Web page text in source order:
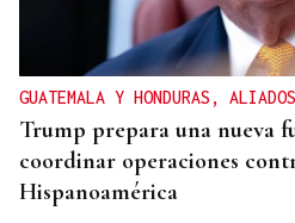
GUATEMALA Y HONDURAS, ALIADOS
Trump prepara una nueva
coordinar operaciones
Hispanoamérica